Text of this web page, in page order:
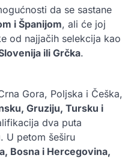
da se sastane
i Španijom, ali će joj
od najjačih selekcija kao
ili Grčka.
Gora, Poljska i Češka,
Gruziju, Tursku i
dva puta
. U petom šeširu
Bosna i Hercegovina,